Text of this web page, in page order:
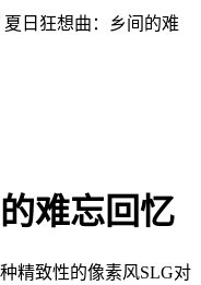
夏日狂想曲：乡间的难
难忘回忆
精致性的像素风SLG对